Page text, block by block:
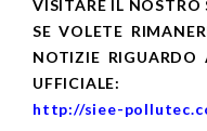
VISITARE IL NOSTRO
SE VOLETE
NOTIZIE RIGUARDO
UFFICIALE:
http://siee-